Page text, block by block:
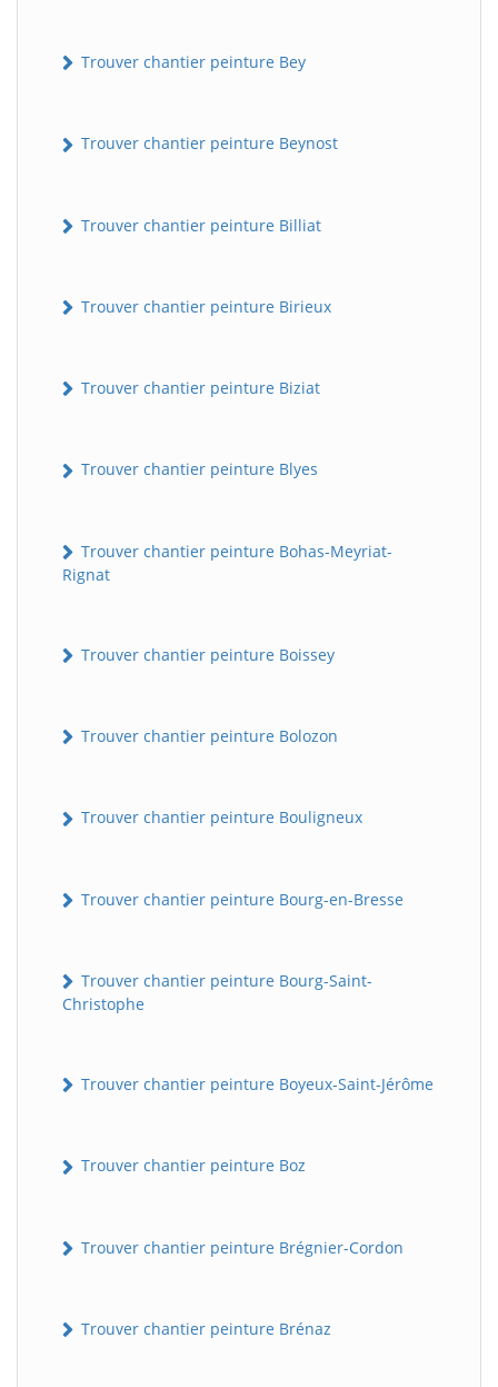
Trouver chantier peinture Bey
Trouver chantier peinture Beynost
Trouver chantier peinture Billiat
Trouver chantier peinture Birieux
Trouver chantier peinture Biziat
Trouver chantier peinture Blyes
Trouver chantier peinture Bohas-Meyriat-
Rignat
Trouver chantier peinture Boissey
Trouver chantier peinture Bolozon
Trouver chantier peinture Bouligneux
Trouver chantier peinture Bourg-en-Bresse
Trouver chantier peinture Bourg-Saint-
Christophe
Trouver chantier peinture Boyeux-Saint-Jérôme
Trouver chantier peinture Boz
Trouver chantier peinture Brégnier-Cordon
Trouver chantier peinture Brénaz